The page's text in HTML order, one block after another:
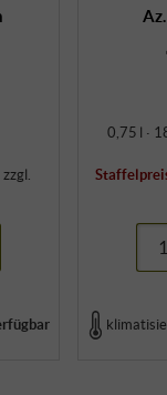
zzgl.
0,75 l ·